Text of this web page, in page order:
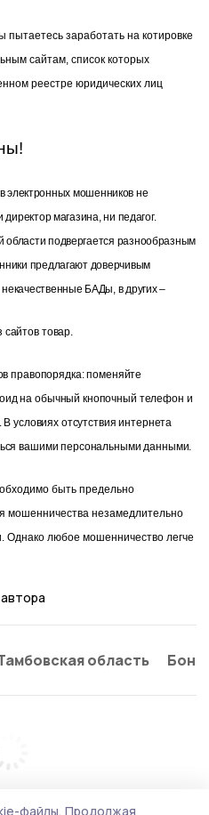
заработать на котировке
сайтам, список которых
реестре юридических лиц
электронных мошенников не
магазина, ни педагог.
подвергается разнообразным
предлагают доверчивым
БАДы, в других –
товар.
правопорядка: поменяйте
на обычный кнопочный телефон и
условиях отсутствия интернета
вашими персональными данными.
быть предельно
мошенничества незамедлительно
Однако любое мошенничество легче
область
файлы. Продолжая